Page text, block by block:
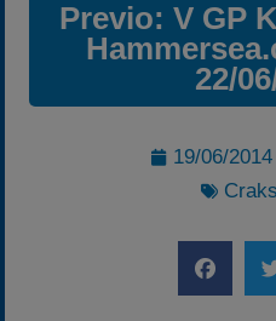
Previo: V GP
22/
19/06/2014